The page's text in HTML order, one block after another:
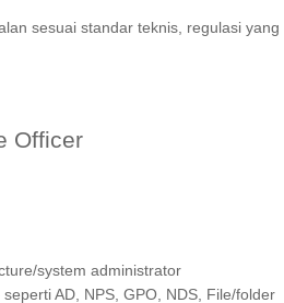
sesuai standar teknis, regulasi yang
Officer
system administrator
AD, NPS, GPO, NDS, File/folder